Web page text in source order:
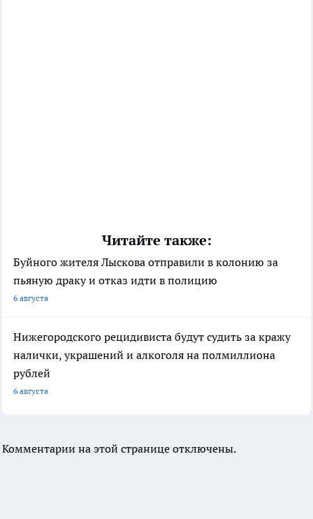
Читайте также:
Буйного жителя Лыскова отправили в колонию за
пьяную драку и отказ идти в полицию
6 августа
Нижегородского рецидивиста будут судить за кражу
налички, украшений и алкоголя на полмиллиона
рублей
6 августа
Комментарии на этой странице отключены.